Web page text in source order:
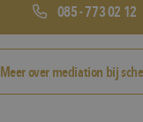
085 - 773 02 12
Meer over mediation bij